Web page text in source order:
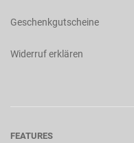
Geschenkgutscheine
Widerruf erklären
FEATURES